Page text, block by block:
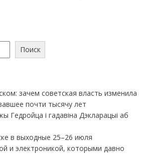
Поиск
зачем советская власть изменила
почти тысячу лет
Гедройца і гадавіна Дэкларацыі аб
в выходные 25–26 июля
и электроникой, которыми давно